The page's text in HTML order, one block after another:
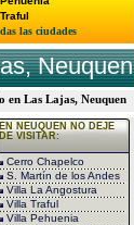
las ciudades
Neuquen
en Las Lajas, Neuquen
EN NEUQUEN NO DEJE
DE VISITAR:
Cerro Chapelco
S. Martín de los Andes
Villa La Angostura
Villa Traful
Villa Pehuenia